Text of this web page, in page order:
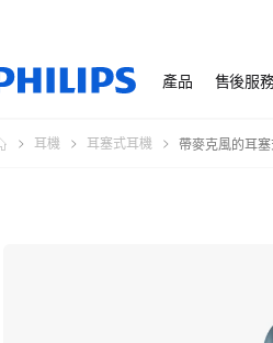
產品 售後服
耳機 耳塞式耳機 帶麥克風的耳